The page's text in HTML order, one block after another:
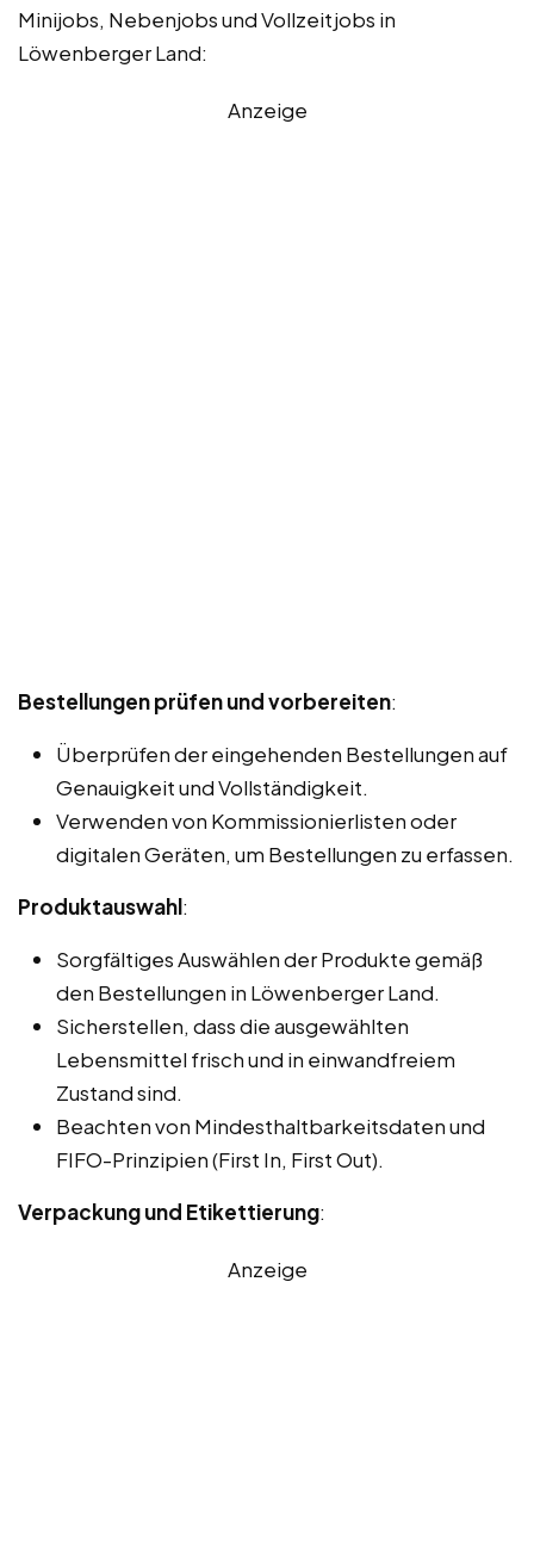
Minijobs, Nebenjobs und Vollzeitjobs in
Löwenberger Land:
Anzeige
Bestellungen prüfen und vorbereiten:
Überprüfen der eingehenden Bestellungen auf
Genauigkeit und Vollständigkeit.
Verwenden von Kommissionierlisten oder
digitalen Geräten, um Bestellungen zu erfassen.
Produktauswahl:
Sorgfältiges Auswählen der Produkte gemäß
den Bestellungen in Löwenberger Land.
Sicherstellen, dass die ausgewählten
Lebensmittel frisch und in einwandfreiem
Zustand sind.
Beachten von Mindesthaltbarkeitsdaten und
FIFO-Prinzipien (First In, First Out).
Verpackung und Etikettierung:
Anzeige